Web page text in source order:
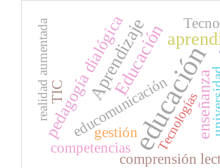
educación
Educación
Aprendizaje
pedagogía dialógica enseñanza
educomunicación
comprensión
gestión
competencias
TIC
realidad aumentada
Tecnologías